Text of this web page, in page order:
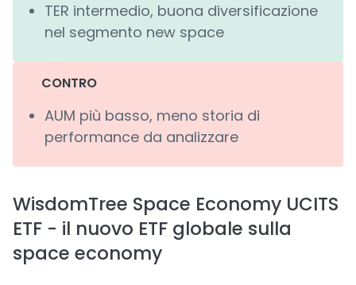
TER intermedio, buona diversificazione
nel segmento new space
CONTRO
AUM più basso, meno storia di
performance da analizzare
WisdomTree Space Economy UCITS
ETF - il nuovo ETF globale sulla
space economy